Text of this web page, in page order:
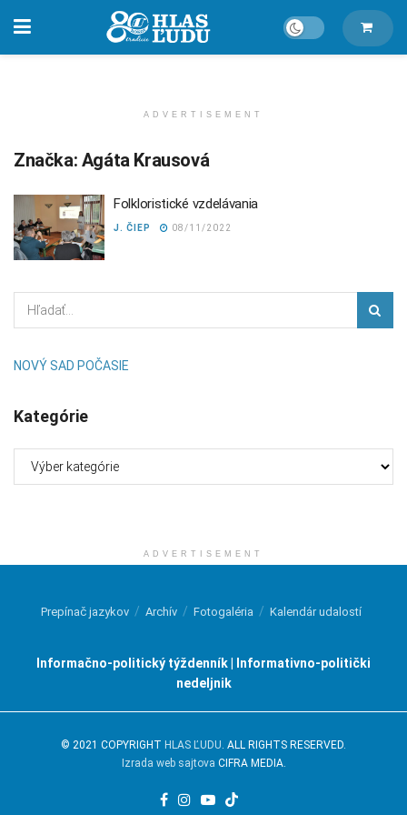
ADVERTISEMENT
Značka: Agáta Krausová
Folkloristické vzdelávania
J. ČIEP 08/11/2022
NOVÝ SAD POČASIE
Kategórie
ADVERTISEMENT
Prepínač jazykov Archív Fotogaléria Kalendár udalostí
Informačno-politický týždenník | Informativno-politički
nedeljnik
© 2021 COPYRIGHT HLAS ĽUDU . ALL RIGHTS RESERVED.
Izrada web sajtova CIFRA MEDIA.